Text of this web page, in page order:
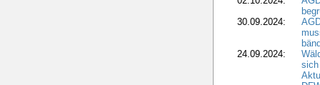
30.09.2024:
24.09.2024:
sich